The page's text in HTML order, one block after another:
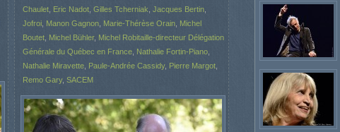
Chaulet, Eric Nadot, Gilles Tcherniak Jacques Bertin,
Jofroi, Manon Gagnon, Marie-Thérèse Orain, Michel
Boutet, Michel Bühler, Michel Robitaille-directeur Délégation
Générale du Québec en France, Nathalie Fortin-Piano,
Nathalie Miravette, Paule-Andrée Cassidy, Pierre Margot,
Remo Gary, SACEM